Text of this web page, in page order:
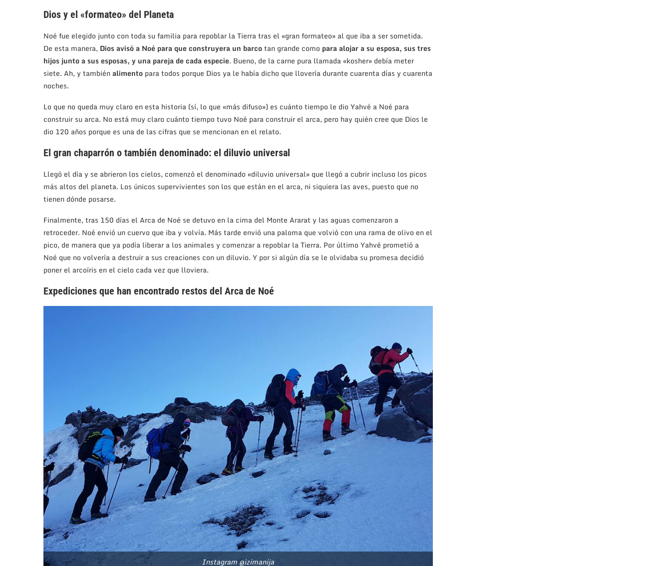
Dios y el «formateo» del Planeta
Noé fue elegido junto con toda su familia para repoblar la Tierra tras el «gran formateo» al que iba a ser sometida.
De esta manera, Dios avisó a Noé para que construyera un barcotan grande como para alojar a su esposa, sus tres
hijos junto a sus esposas, y una pareja de cada especie. Bueno, de la carne pura llamada «kosher» debía meter
siete. Ah, y tambiénalimento para todos porque Dios ya le había dicho que llovería durante cuarenta días y cuarenta
noches.
Lo que no queda muy claro en esta historia (sí, lo que «más difuso») es cuánto tiempo le dio Yahvé a Noé para
construir su arca. No está muy claro cuánto tiempo tuvo Noé para construir el arca, pero hay quién cree que Dios le
dio 120 años porque es una de las cifras que se mencionan en el relato.
El gran chaparrón o también denominado: el diluvio universal
Llegó el día y se abrieron los cielos, comenzó el denominado «diluvio universal» que llegó a cubrir incluso los picos
más altos del planeta. Los únicos supervivientes son los que están en el arca, ni siquiera las aves, puesto que no
tienen dónde posarse.
Finalmente, tras 150 días el Arca de Noé se detuvo en la cima del Monte Ararat y las aguas comenzaron a
retroceder. Noé envió un cuervo que iba y volvía. Más tarde envió una paloma que volvió con una rama de olivo en el
pico, de manera que ya podía liberar a los animales y comenzar a repoblar la Tierra. Por último Yahvé prometió a
Noé que no volvería a destruir a sus creaciones con un diluvio. Y por si algún día se le olvidaba su promesa decidió
poner el arcoíris en el cielo cada vez que lloviera.
Expediciones que han encontrado restos del Arca de Noé
Instagram @izimanija